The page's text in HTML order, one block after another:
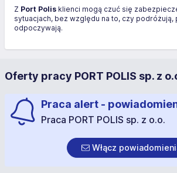
Z Port Polis klienci mogą czuć się
sytuacjach, bez względu na to, czy podróżują,
odpoczywają.
Oferty pracy PORT POLIS sp. z
Praca alert -
Praca PORT POLIS sp. z o.o.
Włącz